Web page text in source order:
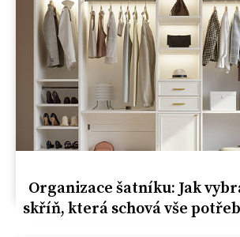
Organizace šatníku: Jak
skříň, která schová vše